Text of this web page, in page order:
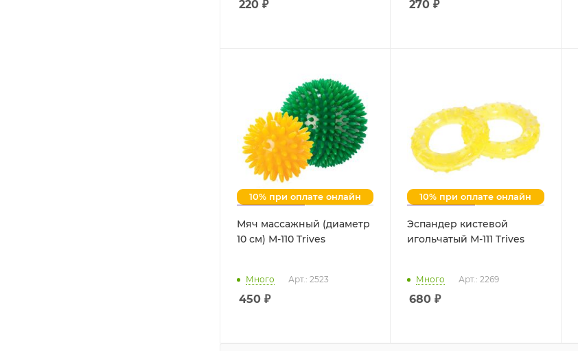
220 ₽ 270 ₽
10% при оплате онлайн
Мяч массажный (диаметр
10 см) М-110 Trives
Много Арт.: 2523
450 ₽
10% при оплате онлайн
Эспандер кистевой
игольчатый М-111 Trives
Много Арт.: 2269
680 ₽